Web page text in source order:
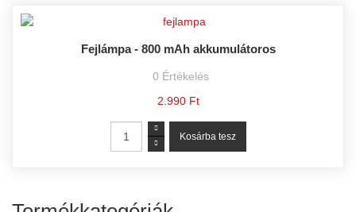
Fejlámpa - 800 mAh akkumulátoros
0 Értékelés
2.990 Ft